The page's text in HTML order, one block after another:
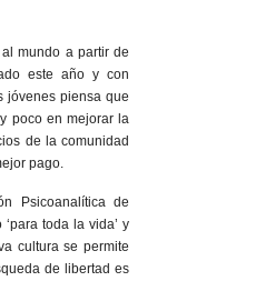
mundo a partir de
este año y con
jóvenes piensa que
poco en mejorar la
de la comunidad
pago.
Psicoanalítica de
toda la vida’ y
cultura se permite
de libertad es